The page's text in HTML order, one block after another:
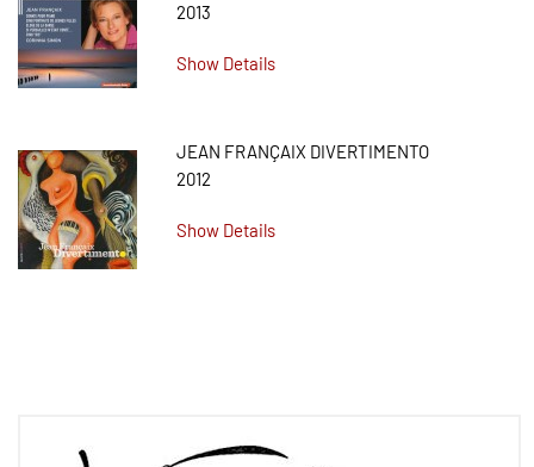
2013
Show Details
JEAN FRANÇAIX DIVERTIMENTO
2012
Show Details